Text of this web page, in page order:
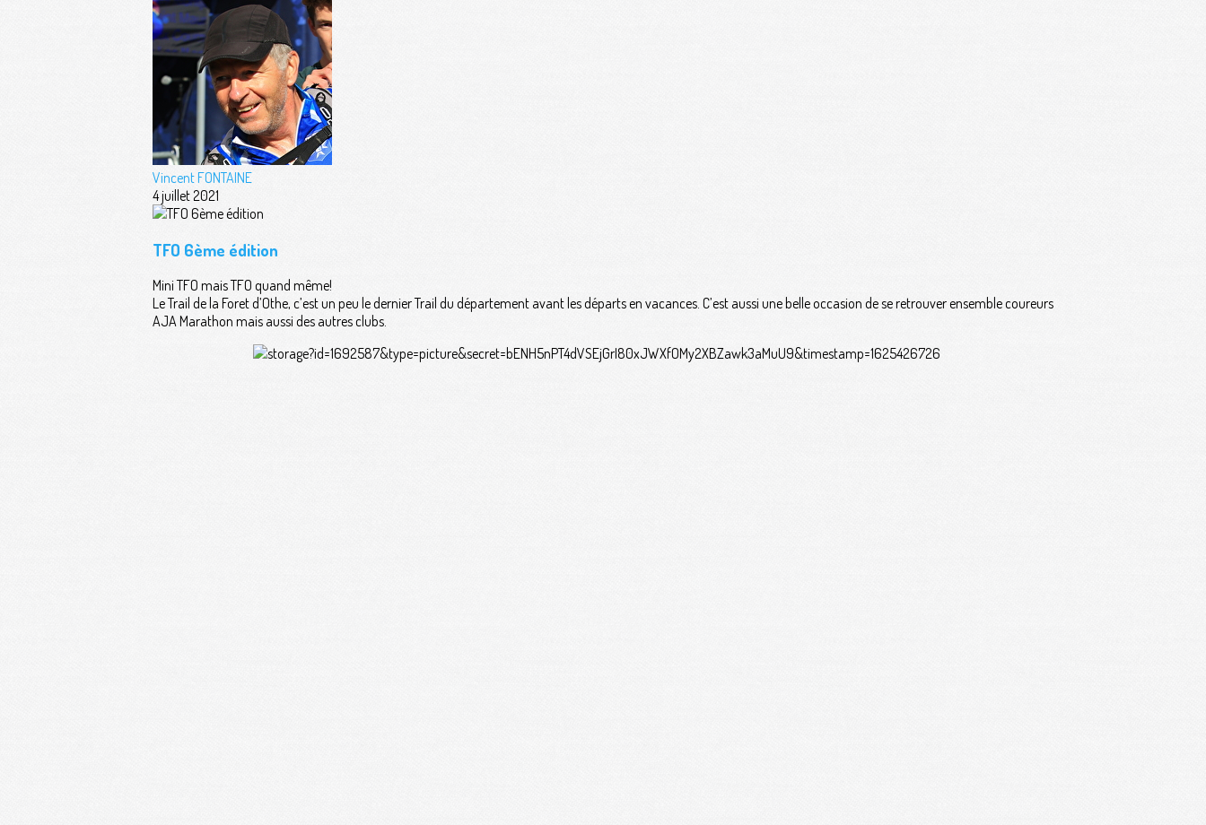
Vincent FONTAINE
4 juillet 2021
TFO 6ème édition
Mini TFO mais TFO quand même!
Le Trail de la Foret d’Othe, c’est un peu le dernier Trail du département avant les départs en vacances. C’est aussi une belle occasion de se retrouver ensemble coureurs
AJA Marathon mais aussi des autres clubs.